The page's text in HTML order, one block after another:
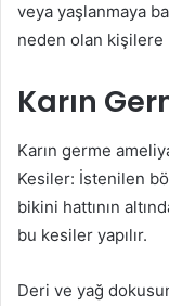
veya yaşlanmaya
neden olan kişilere
Karın
Karın germe
Kesiler: İstenilen
bikini hattının
bu kesiler yapılır.
Deri ve yağ